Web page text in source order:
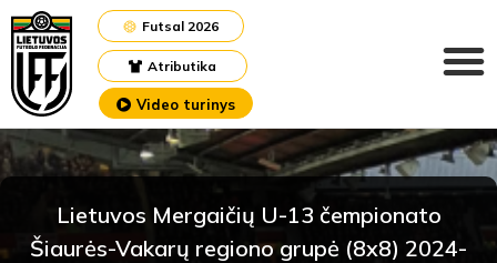
Atributika
Futsal 2026
Video turinys
Lietuvos Mergaičių U-13 čempionato
Šiaurės-Vakarų regiono grupė (8x8) 2024-